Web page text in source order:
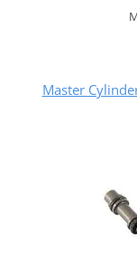
Master